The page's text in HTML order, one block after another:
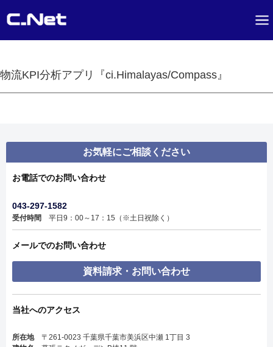
物流KPI分析アプリ『ci.Himalayas/Compass』
お気軽にご相談ください
お電話でのお問い合わせ
043-297-1582
受付時間 平日9：00～17：15（※土日祝除く）
メールでのお問い合わせ
資料請求・お問い合わせ
当社へのアクセス
所在地〒261-0023 千葉県千葉市美浜区中瀬 1丁目 3